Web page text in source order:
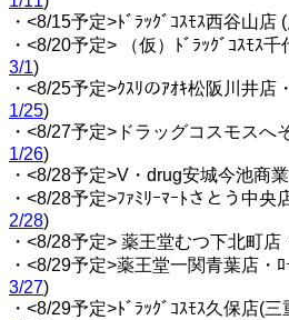
・<8/15予定>ﾄﾞﾗｯｸﾞｺｽﾓｽ西谷山店
・<8/20予定> （仮）ﾄﾞﾗｯｸﾞｺｽﾓｽ
3/1)
・<8/25予定>ｸｽﾘのｱｵｷ松阪川井店
1/25)
・<8/27予定>ドラッグコスモスへ
1/26)
・<8/28予定>V・drug安城今池商
・<8/28予定>ﾌｧﾐﾘｰﾏｰﾄさとう中央
2/28)
・<8/28予定> 薬王堂むつ下北町店
・<8/29予定>薬王堂一関青葉店・
3/27)
・<8/29予定>ﾄﾞﾗｯｸﾞｺｽﾓｽ久保店(